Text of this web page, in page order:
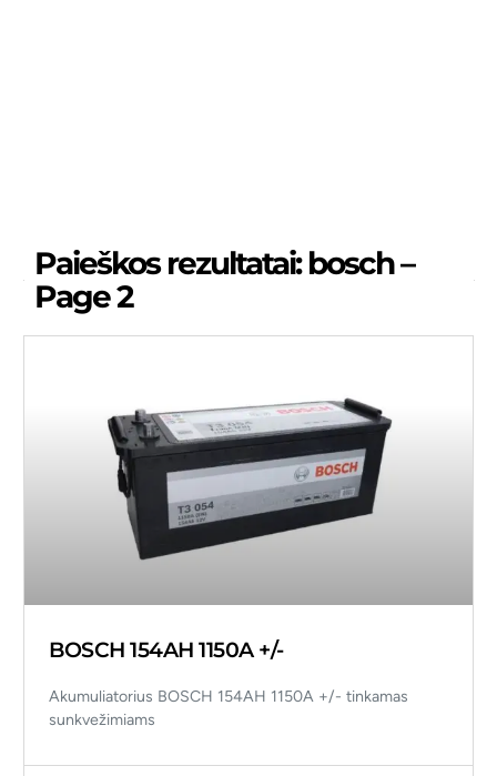
Paieškos rezultatai: bosch –
Page 2
BOSCH 154AH 1150A +/-
Akumuliatorius BOSCH 154AH 1150A +/- tinkamas
sunkvežimiams